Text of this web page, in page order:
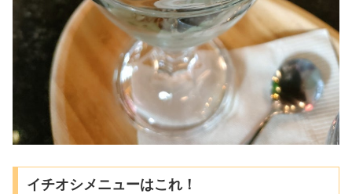
イチオシメニューはこれ！